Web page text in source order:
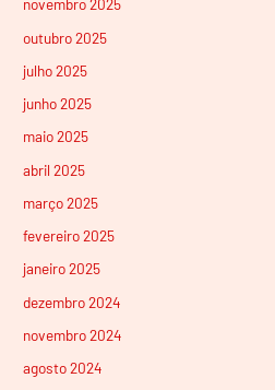
novembro 2025
outubro 2025
julho 2025
junho 2025
maio 2025
abril 2025
março 2025
fevereiro 2025
janeiro 2025
dezembro 2024
novembro 2024
agosto 2024